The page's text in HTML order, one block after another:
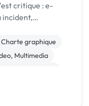
critique : e-
incident,
Charte graphique
Multimedia